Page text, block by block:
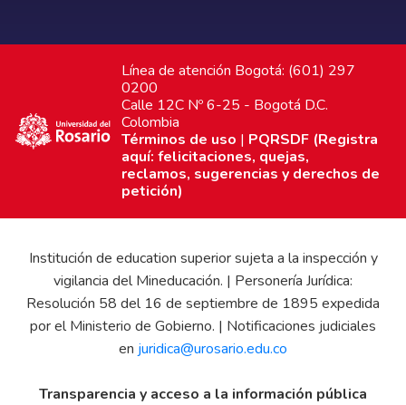
Línea de atención Bogotá: (601) 297
0200
Calle 12C Nº 6-25 - Bogotá D.C.
Colombia
Términos de uso | PQRSDF (Registra
aquí: felicitaciones, quejas,
reclamos, sugerencias y derechos de
petición)
Institución de education superior sujeta a la inspección y
vigilancia del Mineducación. | Personería Jurídica:
Resolución 58 del 16 de septiembre de 1895 expedida
por el Ministerio de Gobierno. | Notificaciones judiciales
en juridica@urosario.edu.co
Transparencia y acceso a la información pública